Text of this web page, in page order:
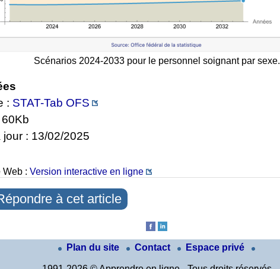
Scénarios 2024-2033 pour le personnel soignant par sexe.
: STAT-Tab OFS
60Kb
jour : 13/02/2025
Web : Version interactive en ligne
à cet article
Plan du site Contact Espace privé